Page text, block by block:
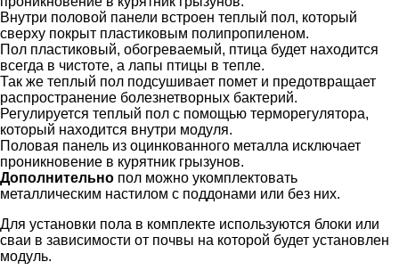
Внутри половой панели встроен теплый пол, который
сверху покрыт пластиковым полипропиленом.
Пол пластиковый, обогреваемый, птица будет находится
всегда в чистоте, а лапы птицы в тепле.
Так же теплый пол подсушивает помет и предотвращает
распространение болезнетворных бактерий.
Регулируется теплый пол с помощью терморегулятора,
который находится внутри модуля.
Половая панель из оцинкованного металла исключает
проникновение в курятник грызунов.
Дополнительно пол можно укомплектовать
металлическим настилом с поддонами или без них.
Для установки пола в комплекте используются блоки или
сваи в зависимости от почвы на которой будет установлен
модуль.